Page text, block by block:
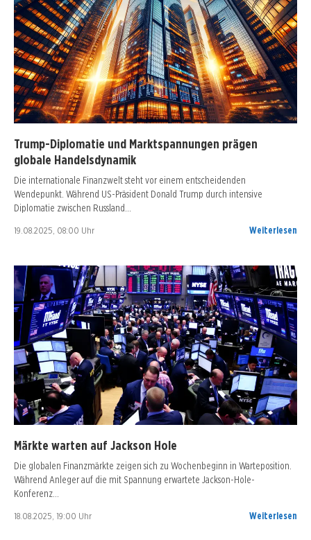
Trump-Diplomatie und Marktspannungen prägen
globale Handelsdynamik
Die internationale Finanzwelt steht vor einem entscheidenden
Wendepunkt. Während US-Präsident Donald Trump durch intensive
Diplomatie zwischen Russland…
19.08.2025, 08:00 Uhr Weiterlesen
Märkte warten auf Jackson Hole
Die globalen Finanzmärkte zeigen sich zu Wochenbeginn in Warteposition.
Während Anleger auf die mit Spannung erwartete Jackson-Hole-
Konferenz…
18.08.2025, 19:00 Uhr Weiterlesen